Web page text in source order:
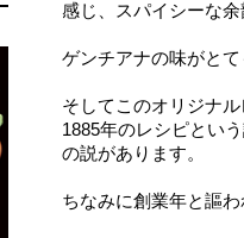
感じ、スパイシーな
ゲンチアナの味がと
そしてこのオリジナ
1885年のレシピとい
の説があります。
ちなみに創業年と謳